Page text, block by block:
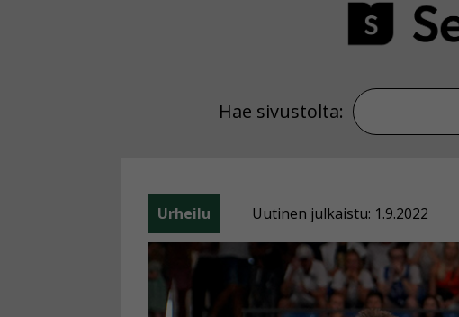
Hae sivustolta:
Urheilu
Uutinen julkaistu: 1.9.2022